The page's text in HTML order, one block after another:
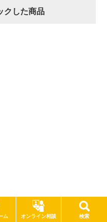
ム オンライン相談 検索
クした商品